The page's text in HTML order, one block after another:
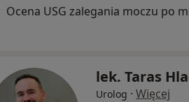
Ocena USG zalegania moczu po
lek. Taras
Urolog · Więcej